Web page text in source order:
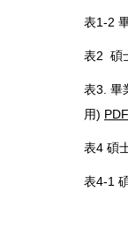
表1-2
表2 碩
表3. 畢
用) PDF
表4 碩
表4-1